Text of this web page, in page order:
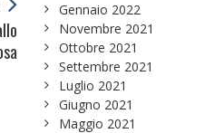
Gennaio 2022
Novembre 2021
Ottobre 2021
Settembre 2021
Luglio 2021
Giugno 2021
Maggio 2021